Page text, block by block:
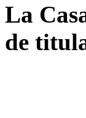
La
de